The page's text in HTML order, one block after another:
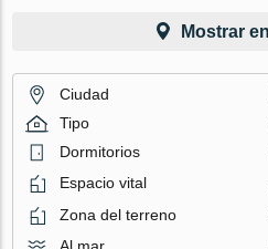
Mostrar
Ciudad
Tipo
Dormitorios
Espacio vital
Zona del terreno